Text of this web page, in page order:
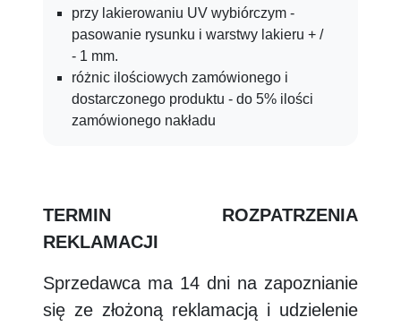
przy lakierowaniu UV wybiórczym -
pasowanie rysunku i warstwy lakieru + /
- 1 mm.
różnic ilościowych zamówionego i
dostarczonego produktu - do 5% ilości
zamówionego nakładu
TERMIN ROZPATRZENIA
REKLAMACJI
Sprzedawca ma 14 dni na zapoznianie
się ze złożoną reklamacją i udzielenie